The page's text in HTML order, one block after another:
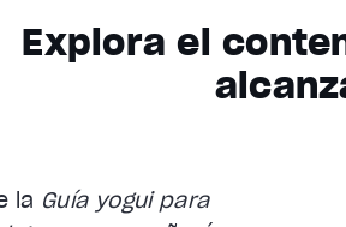
Explora el
la Guía yogui para